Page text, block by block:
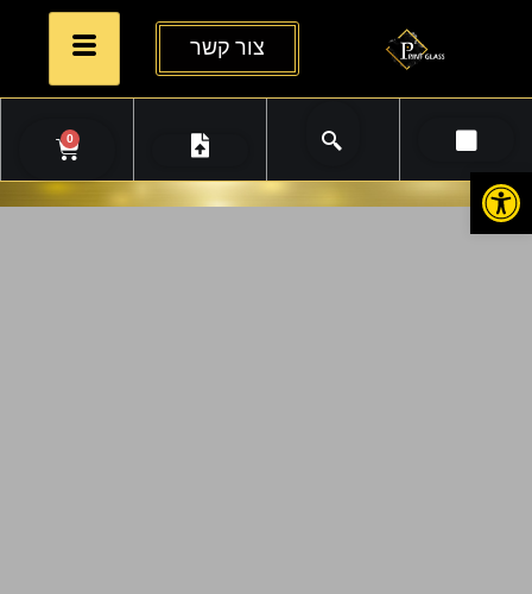
פתח סרגל נגישות
צור קשר
0